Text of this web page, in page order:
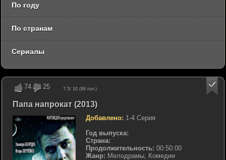
74 25 7.5/ 10 (99 гол.)
Папа напрокат (2013)
Добавлено: 1-4 Серия
Год выпуска:
Страна:
Продолжительность: 00:50:00
Жанр: Мелодрамы, Комедии
По году
По странам
Сериалы